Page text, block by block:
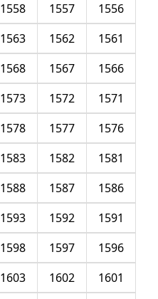
1556
1557
1558
1561
1562
1563
1566
1567
1568
1571
1572
1573
1576
1577
1578
1581
1582
1583
1586
1587
1588
1591
1592
1593
1596
1597
1598
1601
1602
1603